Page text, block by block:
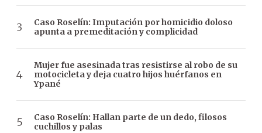
Caso Roselín: Imputación por homicidio doloso
apunta a premeditación y complicidad
Mujer fue asesinada tras resistirse al robo de su
motocicleta y deja cuatro hijos huérfanos en
Ypané
Caso Roselín: Hallan parte de un dedo, filosos
cuchillos y palas